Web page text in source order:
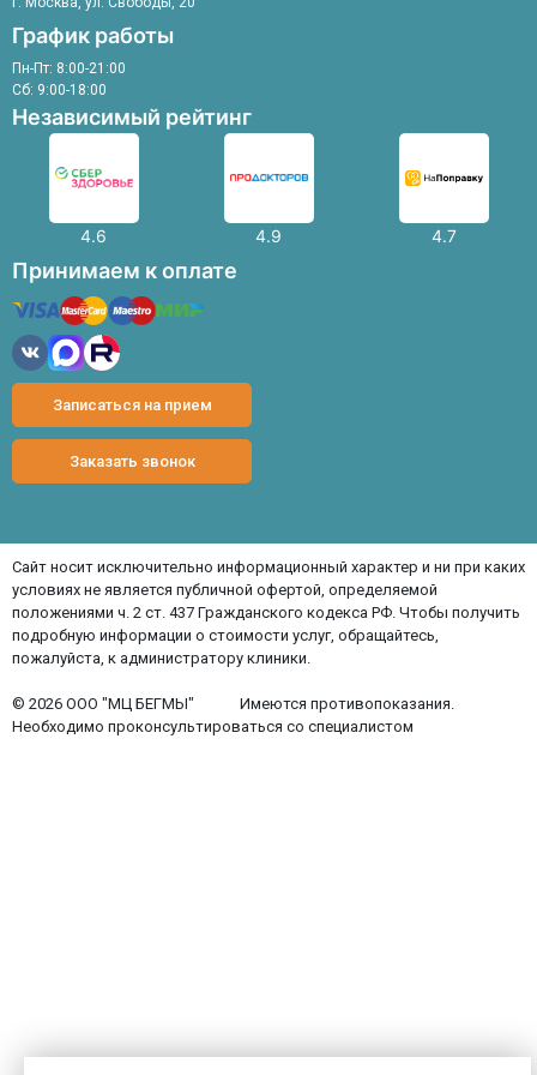
График работы
Пн-Пт: 8:00-21:00
Сб: 9:00-18:00
Независимый рейтинг
4.6 4.9 4.7
Принимаем к оплате
Записаться на прием
Заказать звонок
Сайт носит исключительно информационный характер и ни при каких
условиях не является публичной офертой, определяемой
положениями ч. 2 ст. 437 Гражданского кодекса РФ. Чтобы получить
подробную информации о стоимости услуг, обращайтесь,
пожалуйста, к администратору клиники.
© 2026 ООО "МЦ БЕГМЫ"
Имеются противопоказания.
Необходимо проконсультироваться со специалистом